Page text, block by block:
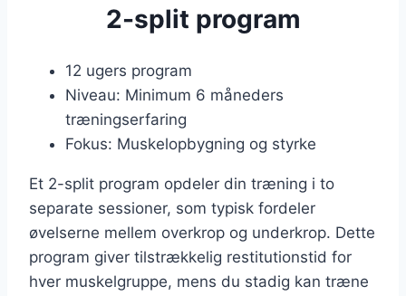
2-split program
12 ugers program
Niveau: Minimum 6 måneders
træningserfaring
Fokus: Muskelopbygning og styrke
Et 2-split program opdeler din træning i to
separate sessioner, som typisk fordeler
øvelserne mellem overkrop og underkrop. Dette
program giver tilstrækkelig restitutionstid for
hver muskelgruppe, mens du stadig kan træne